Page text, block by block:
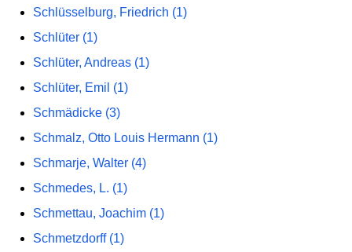
Schlüsselburg, Friedrich (1)
Schlüter (1)
Schlüter, Andreas (1)
Schlüter, Emil (1)
Schmädicke (3)
Schmalz, Otto Louis Hermann (1)
Schmarje, Walter (4)
Schmedes, L. (1)
Schmettau, Joachim (1)
Schmetzdorff (1)